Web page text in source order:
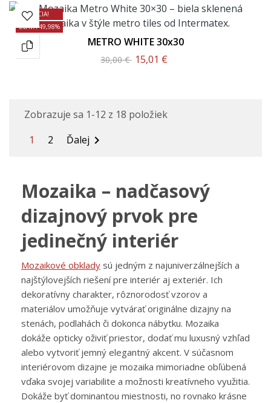
AKCIA!
ZĽAVA 49,98%
METRO WHITE 30x30
30,00 € 15,01 €
Zobrazuje sa 1-12 z 18 položiek
1
2 Ďalej 
Mozaika – nadčasový
dizajnový prvok pre
jedinečný interiér
Mozaikové obklady sú jedným z najuniverzálnejších a
najštýlovejších riešení pre interiér aj exteriér. Ich
dekoratívny charakter, rôznorodosť vzorov a
materiálov umožňuje vytvárať originálne dizajny na
stenách, podlahách či dokonca nábytku. Mozaika
dokáže opticky oživiť priestor, dodať mu luxusný vzhľad
alebo vytvoriť jemný elegantný akcent. V súčasnom
interiérovom dizajne je mozaika mimoriadne obľúbená
vďaka svojej variabilite a možnosti kreatívneho využitia.
Dokáže byť dominantou miestnosti, no rovnako krásne